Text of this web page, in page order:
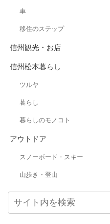
車
移住のステップ
信州観光・お店
信州松本暮らし
ツルヤ
暮らし
暮らしのモノコト
アウトドア
スノーボード・スキー
山歩き・登山